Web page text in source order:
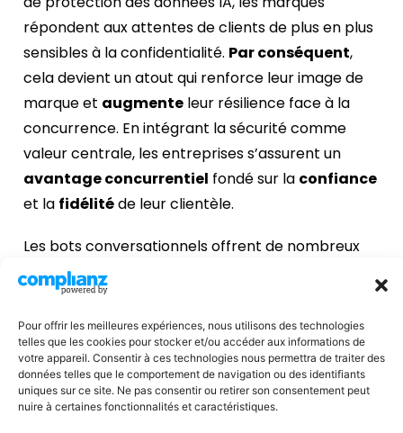
Pour offrir les meilleures expériences, nous utilisons des technologies
telles que les cookies pour stocker et/ou accéder aux informations de
votre appareil. Consentir à ces technologies nous permettra de traiter des
données telles que le comportement de navigation ou des identifiants
uniques sur ce site. Ne pas consentir ou retirer son consentement peut
nuire à certaines fonctionnalités et caractéristiques.
répondent aux attentes de clients de plus en plus
sensibles à la confidentialité. Par conséquent,
cela devient un atout qui renforce leur image de
marque et augmente leur résilience face à la
concurrence. En intégrant la sécurité comme
valeur centrale, les entreprises s’assurent un
avantage concurrentiel fondé sur la confiance
et la fidélitéde leur clientèle.
Les bots conversationnels offrent de nombreux
avantages, mais les développeurs doivent
accompagner leur déploiement de mesures
rigoureuses pour protéger les données et garantir
la confidentialité. En appliquant les bonnes
pratiques et en respectant laconformité RGPD
les entreprises peuvent utiliser ces outils de